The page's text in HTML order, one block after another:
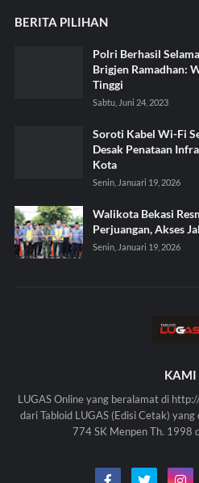
BERITA PILIHAN
Polri Berhasil
Brigjen Ramadhan:
Tinggi
Sabtu, Juni 24, 2023
Soroti Kabel Wi-Fi
Desak Penataan
Kota
Senin, Januari 19, 2026
Walikota Bekasi
Perjuangan, Akses
Senin, Januari 19, 2026
KAMI
LUGAS Online yang beralamat di
dari Tabloid LUGAS (Edisi Cetak)
774 SK Menpen Th. 1998